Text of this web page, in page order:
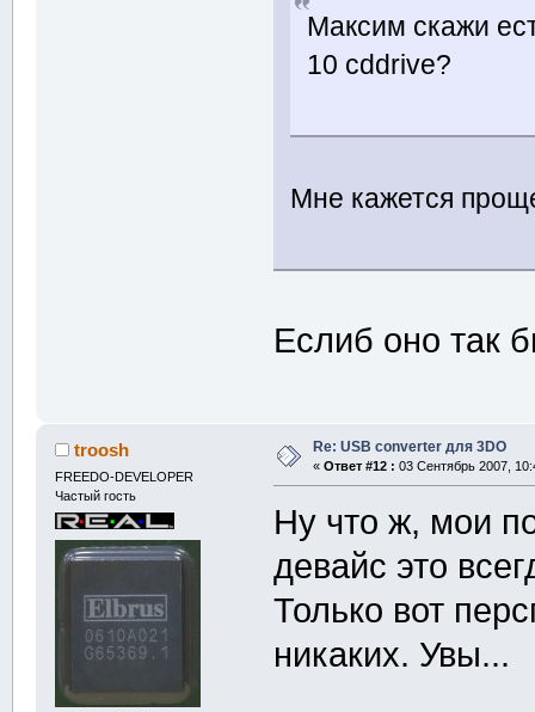
Максим скажи
10 cddrive?
Мне кажется
Еслиб оно так
troosh
FREEDO-DEVELOPER
Частый гость
Re: USB converter для 3DO
« Ответ #12 : 03 Сентябрь 2007,
Ну что ж, мои
девайс это
Только вот
никаких. Увы...